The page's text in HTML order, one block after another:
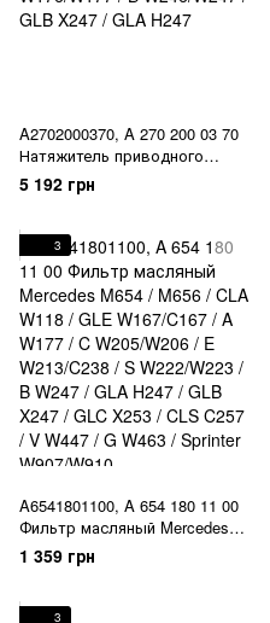
A2702000370, A 270 200 03 70
Натяжитель приводного
ремня Mercedes M133 / M260 /
M270 / CLA C117/C118 / GLA
W246/W247 / GLB X247 / GLA
H247
5 192 грн
3
A6541801100, A 654 180 11 00
Фильтр масляный Mercedes
M654 / M656 / CLA W118 / GLE
W167/C167 / A W177 / C
W222/W223 / B W247 / GLA
1 359 грн
3